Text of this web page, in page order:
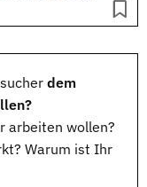
dem
arbeiten wollen?
Warum ist Ihr